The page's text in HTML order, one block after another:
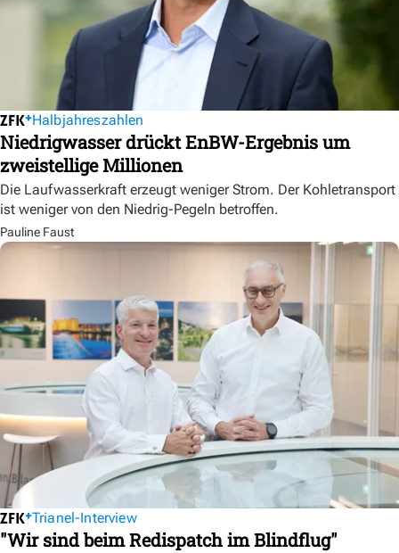
Halbjahreszahlen
Niedrigwasser drückt EnBW-Ergebnis um
zweistellige Millionen
Die Laufwasserkraft erzeugt weniger Strom. Der Kohletransport
ist weniger von den Niedrig-Pegeln betroffen.
Pauline Faust
Trianel-Interview
"Wir sind beim Redispatch im Blindflug"